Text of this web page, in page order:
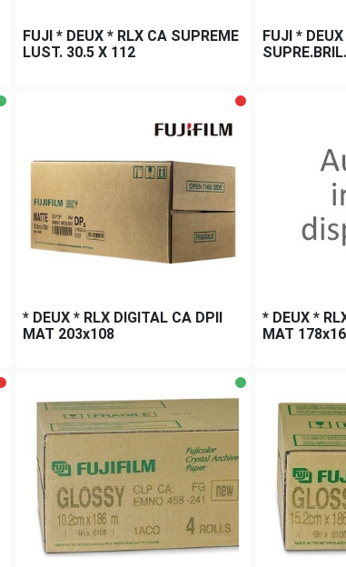
FUJI * DEUX * RLX CA SUPREME
LUST. 30.5 X 112
FUJI *
* DEUX * RLX DIGITAL CA DPII
MAT 203x108
* DEUX *
MAT